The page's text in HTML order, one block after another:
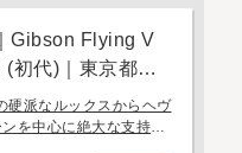
Gibson Flying V
初代)｜東京都江
お持ち込み
硬派なルックスからヘヴ
を中心に絶大な支持を